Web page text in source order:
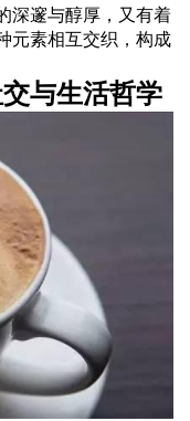
深邃与醇厚，又有着
元素相互交织，构成
与生活哲学